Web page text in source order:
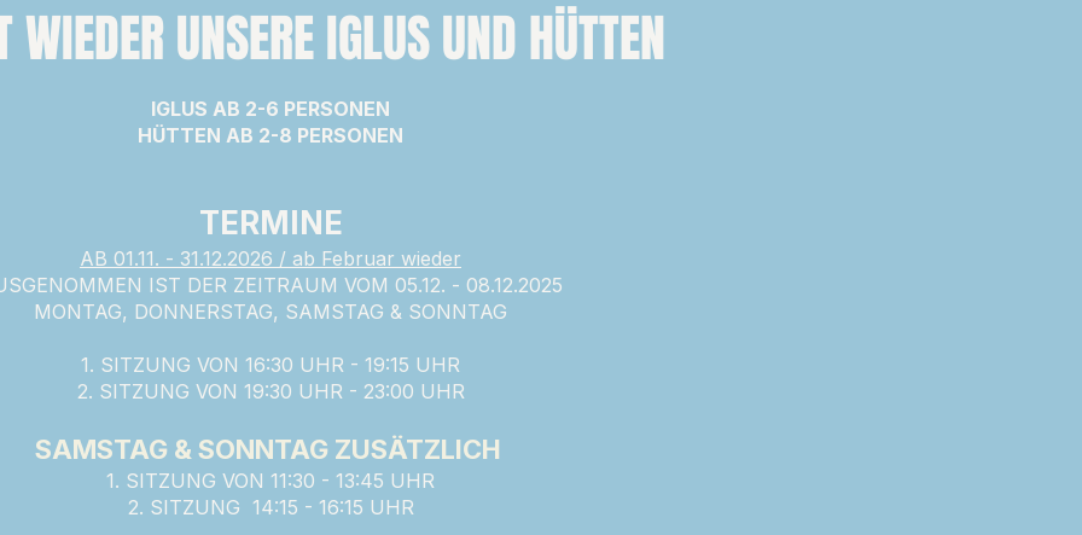
WIEDER UNSERE IGLUS UND HÜTTEN
IGLUS AB 2-6 PERSONEN
HÜTTEN AB 2-8 PERSONEN
TERMINE
AB 01.11. - 31.12.2026 / ab Februar wieder
IST DER ZEITRAUM VOM 05.12. - 08.12.2025
MONTAG, DONNERSTAG, SAMSTAG & SONNTAG
1. SITZUNG VON 16:30 UHR - 19:15 UHR
2. SITZUNG VON 19:30 UHR - 23:00 UHR
SAMSTAG & SONNTAG ZUSÄTZLICH
1. SITZUNG VON 11:30 - 13:45 UHR
2. SITZUNG 14:15 - 16:15 UHR